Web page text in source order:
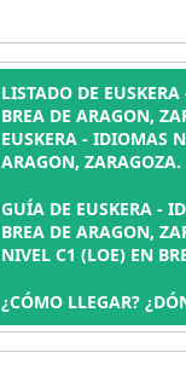
LISTADO DE
BREA DE ARAGON,
EUSKERA - IDIOMAS
ARAGON, ZARAGOZA.
GUÍA DE EUSKERA -
BREA DE ARAGON,
NIVEL C1 (LOE) EN
¿CÓMO LLEGAR?